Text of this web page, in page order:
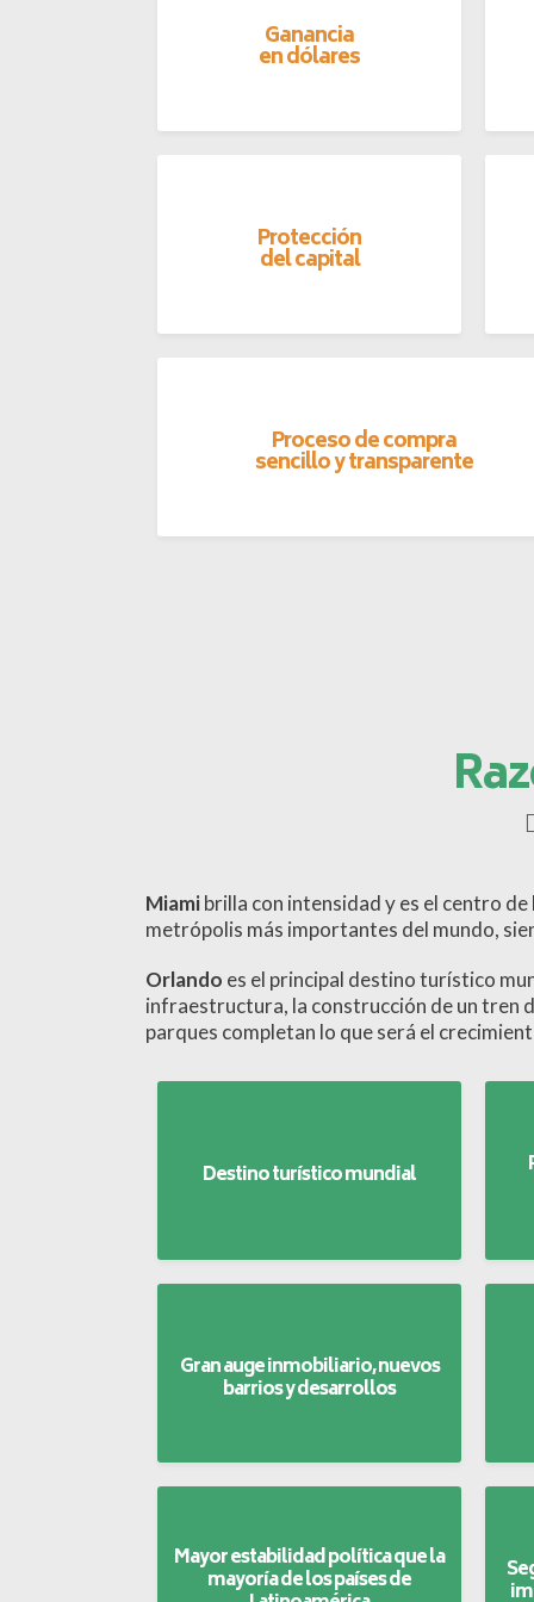
Ganancia
en dólares
Protección
del capital
Proceso de compra
sencillo y transparente
Miamibrilla con intensidad y es el centro
metrópolis más importantes del mundo,
Orlando es el principal destino turístico
infraestructura, la construcción de un tren
parques completan lo que será el
Destino turístico mundial
Gran auge inmobiliario, nuevos
barrios y desarrollos
Mayor estabilidad política que la
mayoría de los países de